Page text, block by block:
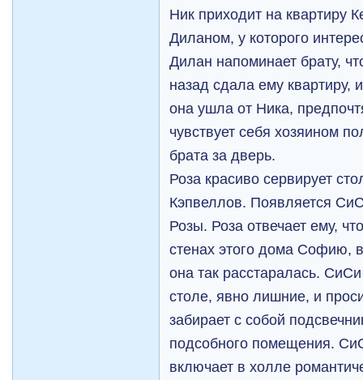
Ник приходит на квартиру
Диланом, у которого
Дилан напоминает брату,
назад сдала ему квартиру,
она ушла от Ника,
чувствует себя хозяином
брата за дверь.
Роза красиво сервирует
Кэпвеллов. Появляется
Розы. Роза отвечает ему,
стенах этого дома Софию,
она так расстаралась.
столе, явно лишние, и
забирает с собой
подсобного помещения.
включает в холле